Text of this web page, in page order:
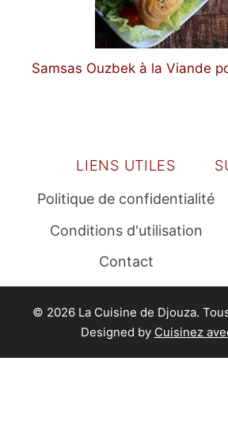
Samsas Ouzbek à la Viande
LIENS UTILES
Politique de confidentialité
Conditions d'utilisation
Contact
© 2026 La Cuisine de Djouza.
Designed by Cuisinez